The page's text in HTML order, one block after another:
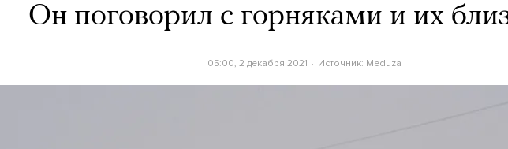
Он поговорил с горняками и их
05:00, 2 декабря 2021 Источник: Meduza